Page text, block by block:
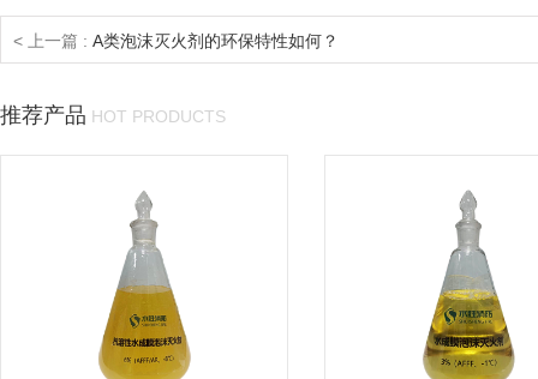
< 上一篇 : A类泡沫灭火剂的环保特性如何？
推荐产品 HOT PRODUCTS